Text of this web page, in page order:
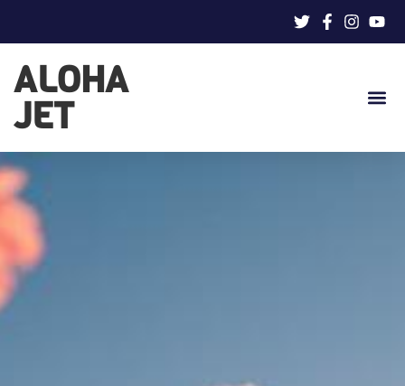
ALOHA
JET